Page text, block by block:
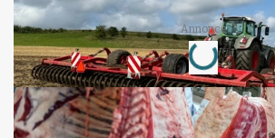
Annonce
Loading...